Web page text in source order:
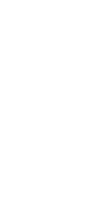
了承ください。
をご了承くださ
です。
ず変更すること
) : 1000ppm、
、